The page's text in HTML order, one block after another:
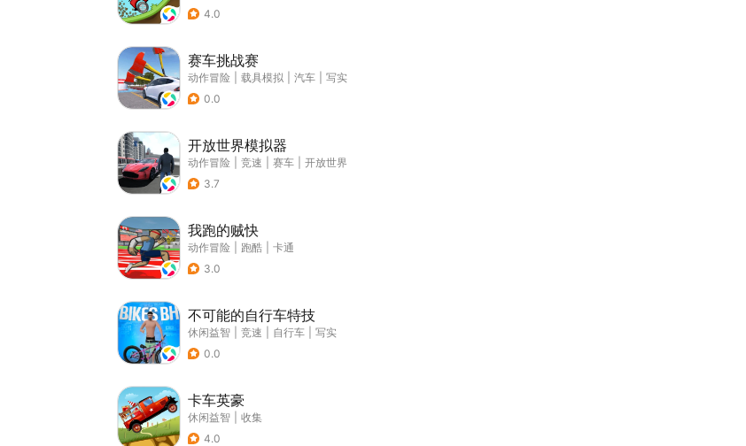
4.0
赛车挑战赛
动作冒险 载具模拟 汽车
写实
0.0
开放世界模拟器
动作冒险 竞速 赛车
开放世界
3.7
我跑的贼快
动作冒险 跑酷
卡通
3.0
不可能的自行车特技
休闲益智 竞速 自行车
写实
0.0
卡车英豪
休闲益智
收集
4.0